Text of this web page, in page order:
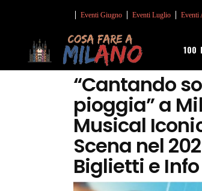
Eventi Giugno Eventi Luglio Eventi
100
“Cantando
pioggia” a
Musical
Scena nel
Biglietti e Info